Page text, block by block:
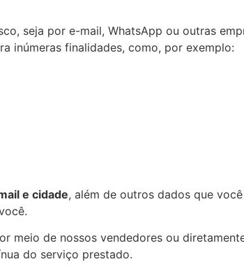
seja por e-mail, WhatsApp ou outras
inúmeras finalidades, como, por exemplo:
e cidade, além de outros dados que
meio de nossos vendedores ou
do serviço prestado.